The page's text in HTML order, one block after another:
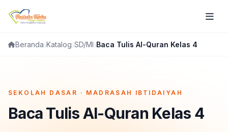
Beranda Katalog SD/MI Baca Tulis Al-Quran Kelas 4
SEKOLAH DASAR · MADRASAH IBTIDAIYAH
Baca Tulis Al-Quran Kelas 4